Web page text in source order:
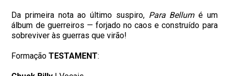
Da primeira nota ao último suspiro, Para Bellumé um
álbum de guerreiros — forjado no caos e construído para
sobreviver às guerras que virão!
FormaçãoTESTAMENT: